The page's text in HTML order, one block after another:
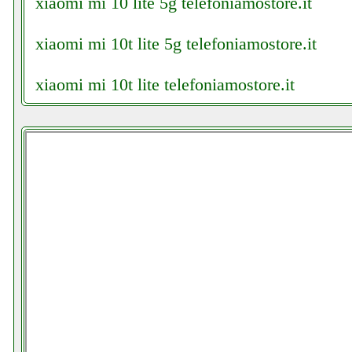
xiaomi mi 10t lite 5g telefoniamostore.it
xiaomi mi 10t lite telefoniamostore.it
xiaomi poco x3 nfc cellstore.it